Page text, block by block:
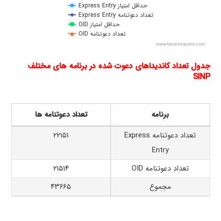
Express Entry حداقل امتیاز
Express Entry تعداد دعوتنامه
OID حداقل امتیاز
OID تعداد دعوتنامه
www.hesamkazemi.com
جدول تعداد کاندیداهای دعوت شده در برنامه های مختلف
SINP
برنامه
تعداد دعوتنامه ها
تعداد دعوتنامه Express
Entry
۲۲۱۵۱
تعداد دعوتنامه OID
۲۱۵۱۴
مجموع
۴۳۶۶۵